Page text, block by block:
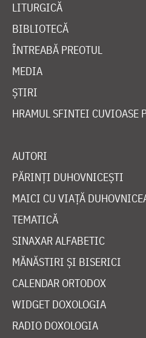
LITURGICĂ
BIBLIOTECĂ
ÎNTREABĂ PREOTUL
MEDIA
ȘTIRI
HRAMUL SFINTEI CUVIOASE
AUTORI
PĂRINȚI DUHOVNICEȘTI
MAICI CU VIAȚĂ
TEMATICĂ
SINAXAR ALFABETIC
MĂNĂSTIRI ȘI BISERICI
CALENDAR ORTODOX
WIDGET DOXOLOGIA
RADIO DOXOLOGIA